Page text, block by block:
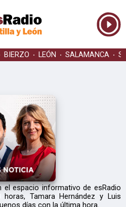
BIERZO LEÓN SALAMANCA
el espacio informativo de esRadio
Tamara Hernández y Luis